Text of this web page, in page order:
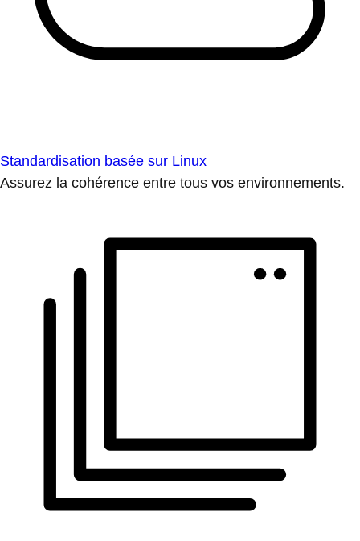
Standardisation basée sur Linux
Assurez la cohérence entre tous vos environnements.